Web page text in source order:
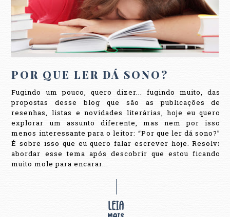
POR QUE LER DÁ SONO?
Fugindo um pouco, quero dizer... fugindo muito, das
propostas desse blog que são as publicações de
resenhas, listas e novidades literárias, hoje eu quero
explorar um assunto diferente, mas nem por isso
menos interessante para o leitor: “Por que ler dá sono?”
É sobre isso que eu quero falar escrever hoje. Resolvi
abordar esse tema após descobrir que estou ficando
muito mole para encarar...